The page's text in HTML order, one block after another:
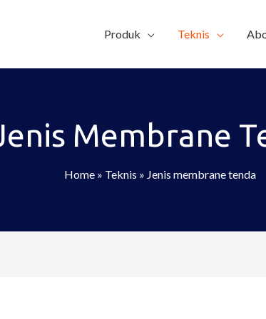
Produk Teknis
Membrane
Home » Teknis » Jenis membrane tenda